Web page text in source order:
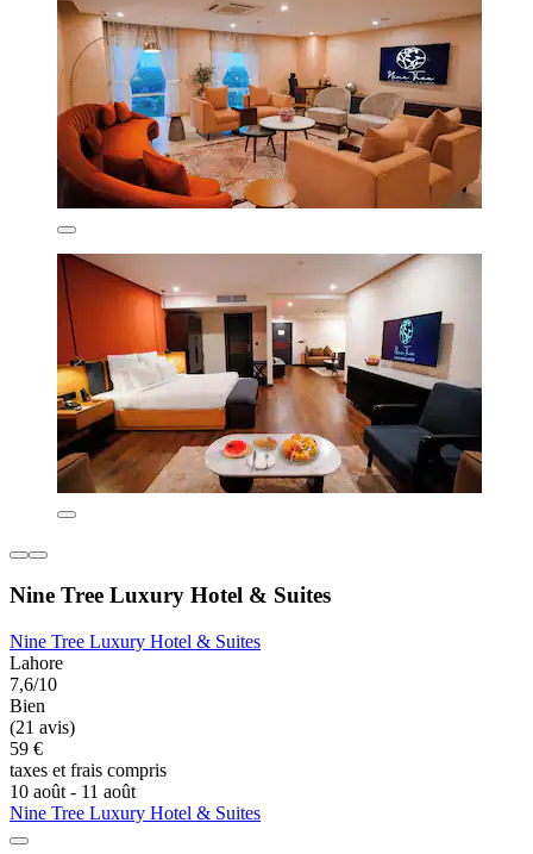
Nine Tree Luxury Hotel & Suites
Nine Tree Luxury Hotel & Suites
Lahore
7,6/10
Bien
(21 avis)
59 €
taxes et frais compris
10 août - 11 août
Nine Tree Luxury Hotel & Suites